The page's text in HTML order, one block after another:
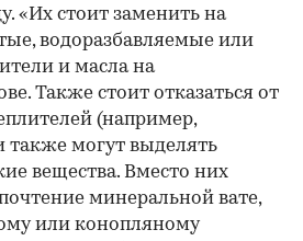
«Их стоит заменить на
водоразбавляемые или
и масла на
Также стоит отказаться от
(например,
также могут выделять
вещества. Вместо них
минеральной вате,
или конопляному